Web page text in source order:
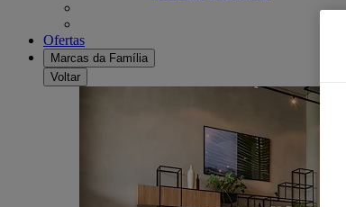
Ofertas
Marcas da Família
Voltar